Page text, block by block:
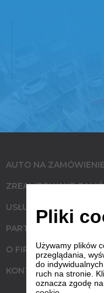
AUTO NA ZAMÓWIENIE
ZREALIZOWANE
USŁUGI
PARTNERZY
O FIRMIE
KONTAKT
Pliki
Używamy plików
przeglądania,
do
ruch na stronie.
oznacza zgodę